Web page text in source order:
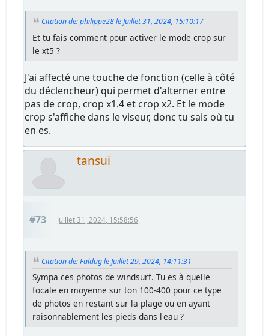
Citation de: philippe28 le Juillet 31, 2024, 15:10:17
Et tu fais comment pour activer le mode crop sur
le xt5 ?
J'ai affecté une touche de fonction (celle à côté
du déclencheur) qui permet d'alterner entre
pas de crop, crop x1.4 et crop x2. Et le mode
crop s'affiche dans le viseur, donc tu sais où tu
en es.
tansui
#73 Juillet 31, 2024, 15:58:56
Citation de: Faldug le Juillet 29, 2024, 14:11:31
Sympa ces photos de windsurf. Tu es à quelle
focale en moyenne sur ton 100-400 pour ce type
de photos en restant sur la plage ou en ayant
raisonnablement les pieds dans l'eau ?